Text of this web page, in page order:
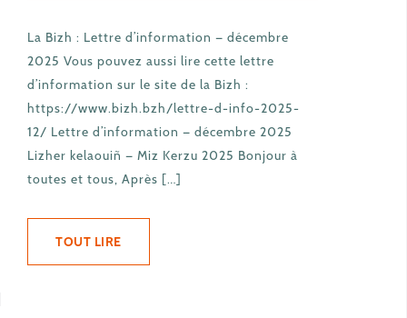
La Bizh : Lettre d’information — décembre
2025 Vous pouvez aussi lire cette lettre
d’information sur le site de la Bizh :
https://www.bizh.bzh/lettre-d-info-2025-
12/ Lettre d’information — décembre 2025
Lizher kelaouiñ — Miz Kerzu 2025 Bonjour à
toutes et tous, Après […]
TOUT LIRE